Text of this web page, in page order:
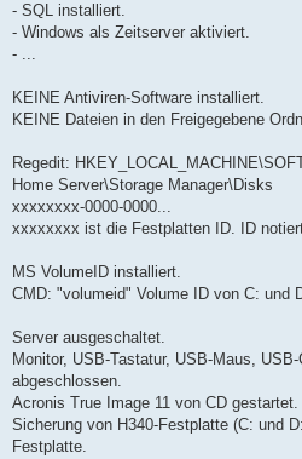
- SQL installiert.
- Windows als Zeitserver aktiviert.
- ...
KEINE Antiviren-Software installiert.
KEINE Dateien in den Freigegebene
Regedit:
Home Server\Storage Manager\Disks
xxxxxxxx-0000-0000...
xxxxxxxx ist die Festplatten ID. ID
MS VolumeID installiert.
CMD: "volumeid" Volume ID von C: und
Server ausgeschaltet.
Monitor, USB-Tastatur, USB-Maus,
abgeschlossen.
Acronis True Image 11 von CD gestartet.
Sicherung von H340-Festplatte (C: und
Festplatte.